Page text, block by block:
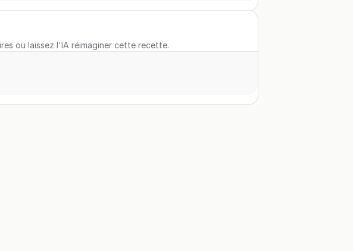
ou laissez l'IA réimaginer cette recette.